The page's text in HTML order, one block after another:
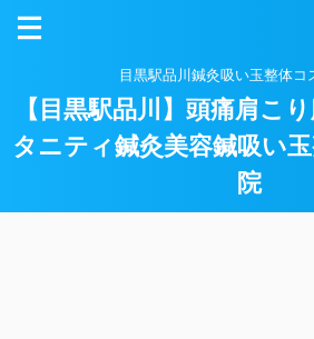
目黒駅品川鍼灸吸い玉整体コ
【目黒駅品川】頭痛肩こ
タニティ鍼灸美容鍼吸い
院